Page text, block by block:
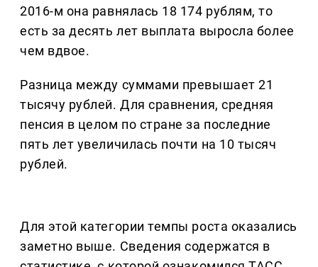
2016-м она равнялась 18 174 рублям, то
есть за десять лет выплата выросла более
чем вдвое.
Разница между суммами превышает 21
тысячу рублей. Для сравнения, средняя
пенсия в целом по стране за последние
пять лет увеличилась почти на 10 тысяч
рублей.
Для этой категории темпы роста оказались
заметно выше. Сведения содержатся в